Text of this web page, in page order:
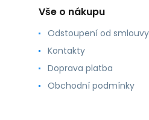
Vše o nákupu
Odstoupení od smlouvy
Kontakty
Doprava platba
Obchodní podmínky